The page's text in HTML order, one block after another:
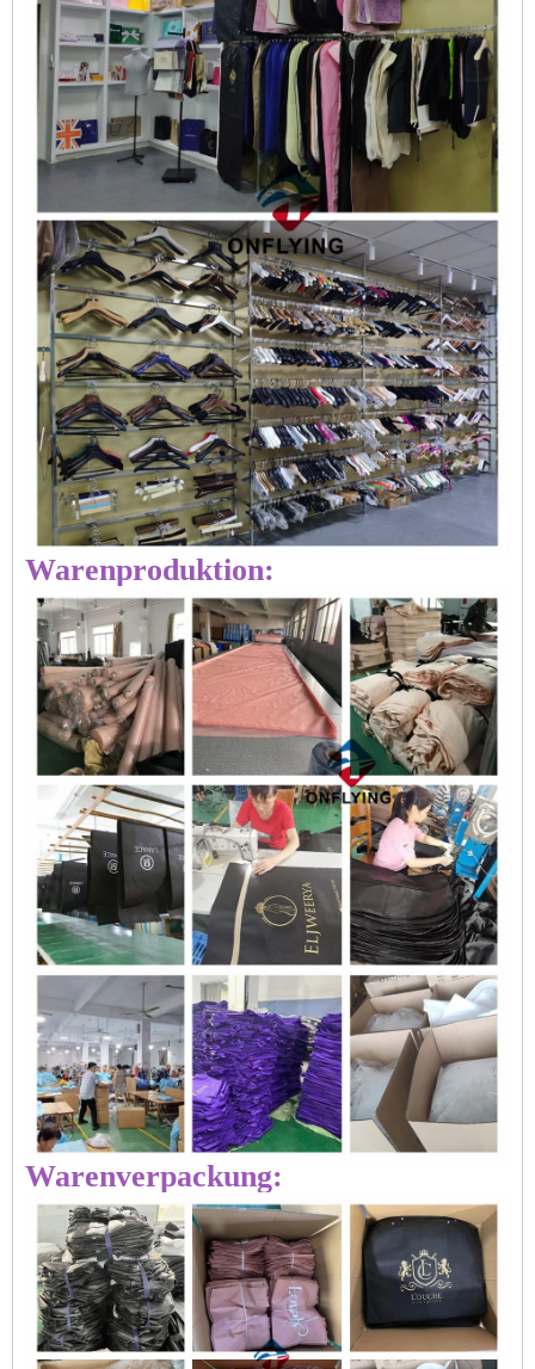
Warenproduktion:
Warenverpackung: